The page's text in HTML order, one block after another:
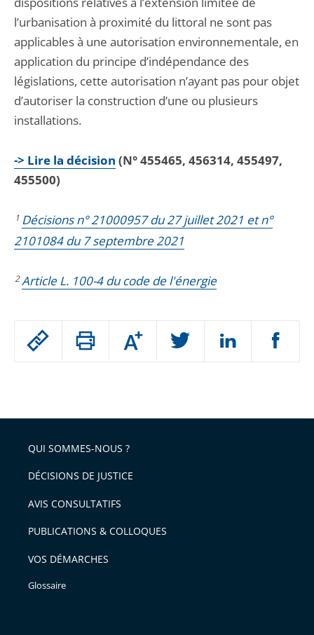
Passer
arriver
après
Augmenter
ou
l'article
pour
avant
l’urbanisation à proximité du littoral ne sont pas
applicables à une autorisation environnementale, en
application du principe d’indépendance des
législations, cette autorisation n’ayant pas pour objet
d’autoriser la construction d’une ou plusieurs
installations.
-> Lire la décision (N° 455465, 456314, 455497,
455500)
1 Décisions n° 21000957 du 27 juillet 2021 et n°
2101084 du 7 septembre 2021
2Article L. 100-4 du code de l'énergie
QUI SOMMES-NOUS ?
DÉCISIONS DE JUSTICE
AVIS CONSULTATIFS
PUBLICATIONS & COLLOQUES
VOS DÉMARCHES
Glossaire